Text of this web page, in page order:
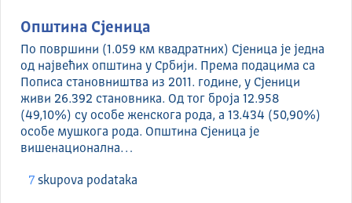
Општина Сјеница
По површини (1.059 км квадратних) Сјеница је једна
од највећих општина у Србији. Према подацима са
Пописа становништва из 2011. године, у Сјеници
живи 26.392 становника. Од тог броја 12.958
(49,10%) су особе женскога рода, а 13.434 (50,90%)
особе мушкога рода. Општина Сјеница је
вишенационална…
7 skupova podataka